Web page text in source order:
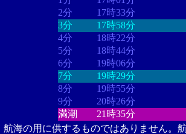
2分
17時33分
3分
17時58分
4分
18時22分
5分
18時44分
6分
19時06分
7分
19時29分
8分
19時55分
9分
20時26分
満潮
21時35分
航海の用に供するものではありません。